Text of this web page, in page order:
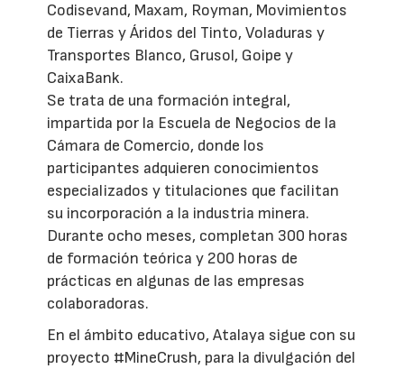
Codisevand, Maxam, Royman, Movimientos
de Tierras y Áridos del Tinto, Voladuras y
Transportes Blanco, Grusol, Goipe y
CaixaBank.
Se trata de una formación integral,
impartida por la Escuela de Negocios de la
Cámara de Comercio, donde los
participantes adquieren conocimientos
especializados y titulaciones que facilitan
su incorporación a la industria minera.
Durante ocho meses, completan 300 horas
de formación teórica y 200 horas de
prácticas en algunas de las empresas
colaboradoras.
En el ámbito educativo, Atalaya sigue con su
proyecto #MineCrush, para la divulgación del